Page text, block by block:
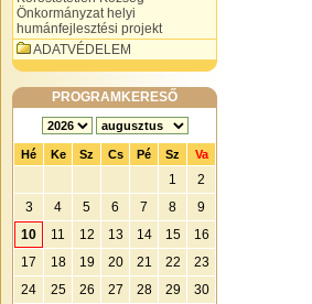
Önkormányzat helyi
humánfejlesztési projekt
ADATVÉDELEM
PROGRAMKERESŐ
Hé Ke Sz Cs Pé Sz Va
1
2
3
4 5 6 7 8
9
10
11 12 13 14 15
16
17
18 19 20 21 22
23
24
25 26 27 28 29 30